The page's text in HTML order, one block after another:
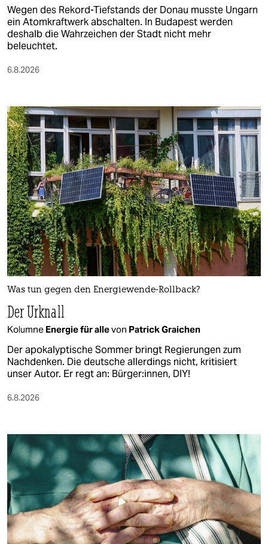
Wegen des Rekord-Tiefstands der Donau musste Ungarn
ein Atomkraftwerk abschalten. In Budapest werden
deshalb die Wahrzeichen der Stadt nicht mehr
beleuchtet.
6.8.2026
Was tun gegen den Energiewende-Rollback?
Der Urknall
Kolumne Energie für allevon Patrick Graichen
Der apokalyptische Sommer bringt Regierungen zum
Nachdenken. Die deutsche allerdings nicht, kritisiert
unser Autor. Er regt an: Bürger:innen, DIY!
6.8.2026